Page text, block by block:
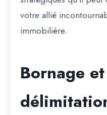
votre allié
immobilière.
Bornage et